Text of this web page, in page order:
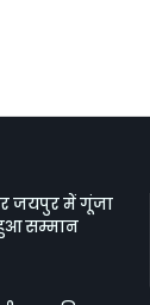
जयपुर में गूंजा
सम्मान